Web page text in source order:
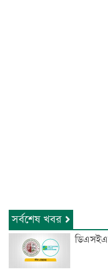
সর্বশেষ খবর